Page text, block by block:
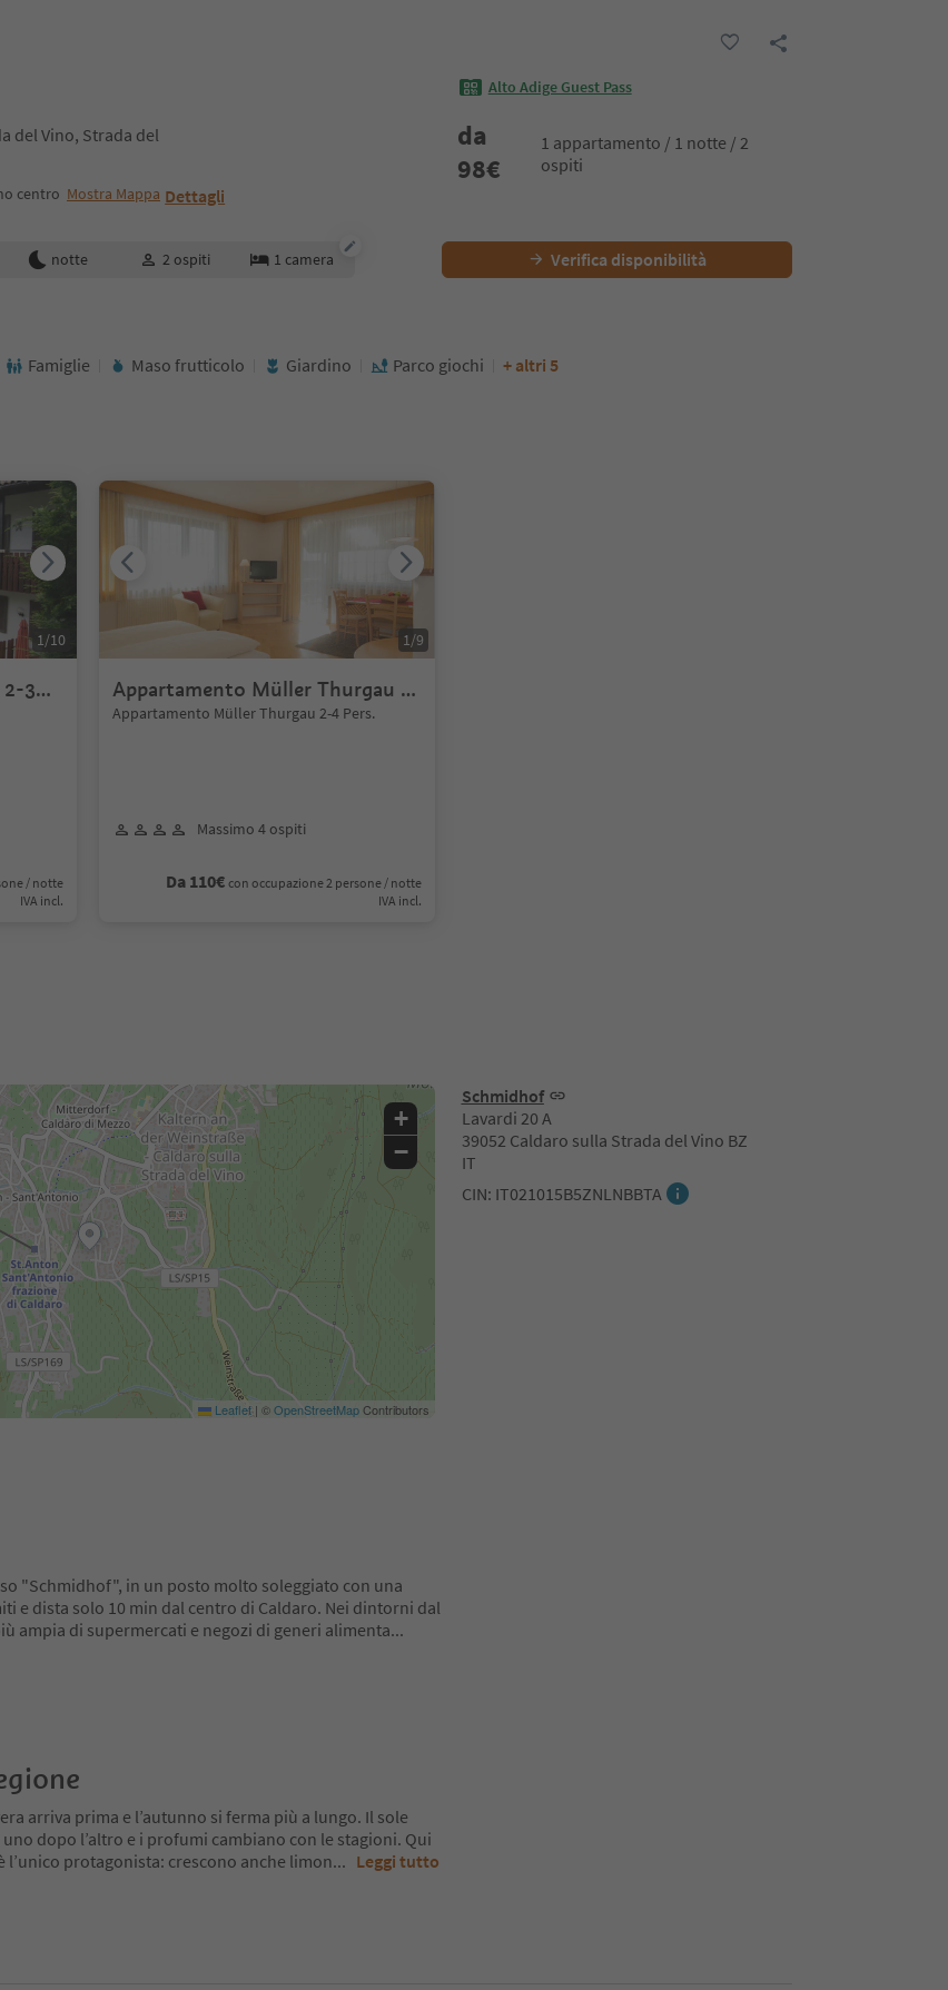
del Vino, Strada del
centro Mostra Mappa Dettagli
Alto Adige Guest Pass
da
98€
1 appartamento / 1 notte / 2
ospiti
notte 2 ospiti 1 camera Verifica disponibilità
Famiglie Maso frutticolo Giardino Parco giochi + altri 5
3
/ notte
IVA incl.
1/10
Appartamento Müller Thurgau 2-
4 Pers.
Appartamento Müller Thurgau 2-4 Pers.
Massimo 4 ospiti
Da 110€ con occupazione 2 persone / notte
IVA incl.
1/9
Schmidhof
Lavardi 20 A
39052 Caldaro sulla Strada del Vino BZ
IT
CIN: IT021015B5ZNLNBBTA
+
−
Leaflet | ©OpenStreetMapContributors
"Schmidhof", in un posto molto soleggiato con una
e dista solo 10 min dal centro di Caldaro. Nei dintorni dal
ampia di supermercati e negozi di generi alimenta...
arriva prima e l’autunno si ferma più a lungo. Il sole
dopo l’altro e i profumi cambiano con le stagioni. Qui
protagonista: crescono anche limon... Leggi tutto